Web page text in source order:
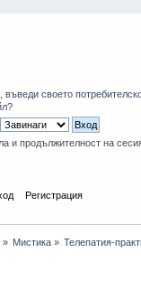
въведи своето
?
и продължителност на
Регистрация
» Мистика » Телепатия-